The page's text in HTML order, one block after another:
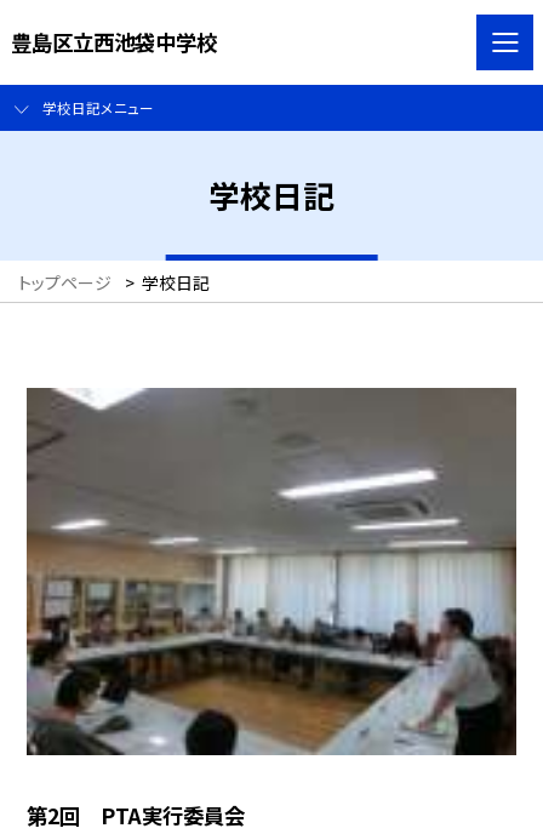
豊島区立西池袋中学校
学校日記メニュー
学校日記
トップページ > 学校日記
第2回 PTA実行委員会